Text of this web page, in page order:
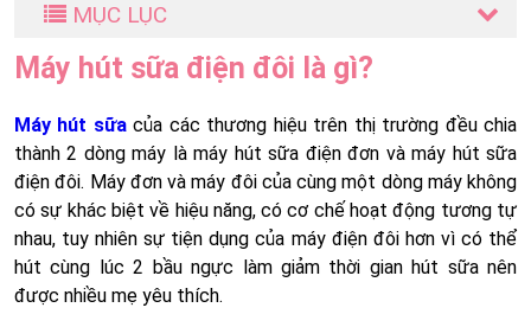
MỤC LỤC
Máy hút sữa điện đôi là gì?
Máy hút sữacủa các thương hiệu trên thị trường đều chia
thành 2 dòng máy là máy hút sữa điện đơn và máy hút sữa
điện đôi. Máy đơn và máy đôi của cùng một dòng máy không
có sự khác biệt về hiệu năng, có cơ chế hoạt động tương tự
nhau, tuy nhiên sự tiện dụng của máy điện đôi hơn vì có thể
hút cùng lúc 2 bầu ngực làm giảm thời gian hút sữa nên
được nhiều mẹ yêu thích.